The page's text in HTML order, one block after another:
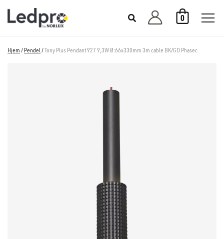
rett
0
Hjem / Pendel/Tony Plus Pendant 927 9,3W Ø:66x330mm 3m cable BK/GD Phasec